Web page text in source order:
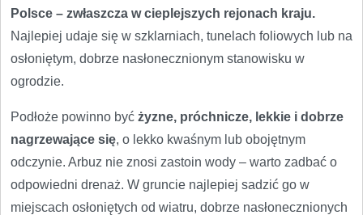
Polsce – zwłaszcza w cieplejszych rejonach kraju.
Najlepiej udaje się w szklarniach, tunelach foliowych lub na
osłoniętym, dobrze nasłonecznionym stanowisku w
ogrodzie.
Podłoże powinno być żyzne, próchnicze, lekkie i dobrze
nagrzewające się, o lekko kwaśnym lub obojętnym
odczynie. Arbuz nie znosi zastoin wody – warto zadbać o
odpowiedni drenaż. W gruncie najlepiej sadzić go w
miejscach osłoniętych od wiatru, dobrze nasłonecznionych